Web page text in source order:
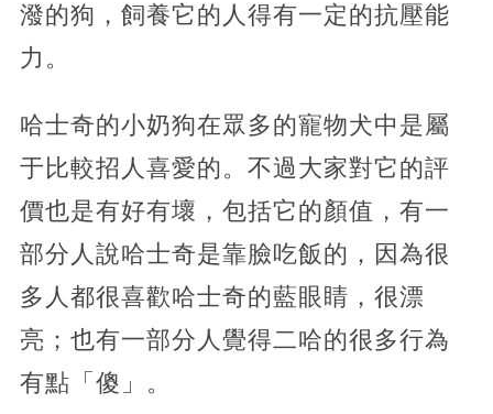
潑的狗，飼養它的人得有一定的抗壓能
力。
哈士奇的小奶狗在眾多的寵物犬中是屬
于比較招人喜愛的。不過大家對它的評
價也是有好有壞，包括它的顏值，有一
部分人說哈士奇是靠臉吃飯的，因為很
多人都很喜歡哈士奇的藍眼睛，很漂
亮；也有一部分人覺得二哈的很多行為
有點「傻」。